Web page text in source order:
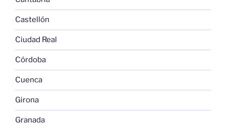
Castellón
Ciudad Real
Córdoba
Cuenca
Girona
Granada